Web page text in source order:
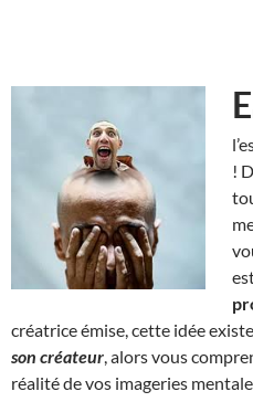
E
!
créatrice émise, cette idée existe
son créateur , alors vous
réalité de vos imageries